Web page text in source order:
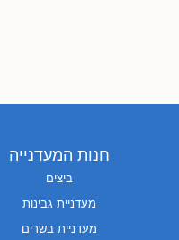
חנות המעדנייה
ביצים
מעדניית גבינות
מעדניית בשרים